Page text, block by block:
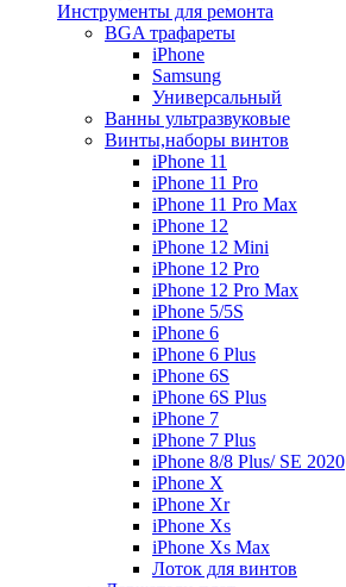
Инструменты для ремонта
BGA трафареты
iPhone
Samsung
Универсальный
Ванны ультразвуковые
Винты,наборы винтов
iPhone 11
iPhone 11 Pro
iPhone 11 Pro Max
iPhone 12
iPhone 12 Mini
iPhone 12 Pro
iPhone 12 Pro Max
iPhone 5/5S
iPhone 6
iPhone 6 Plus
iPhone 6S
iPhone 6S Plus
iPhone 7
iPhone 7 Plus
iPhone 8/8 Plus/ SE 2020
iPhone X
iPhone Xr
iPhone Xs
iPhone Xs Max
Лоток для винтов